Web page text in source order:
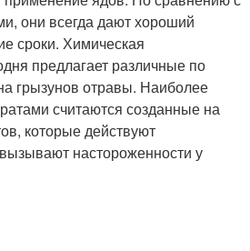
они всегда дают хороший
сроки. Химическая
предлагает различные по
грызунов отравы. Наиболее
считаются созданные на
которые действуют
настороженности у